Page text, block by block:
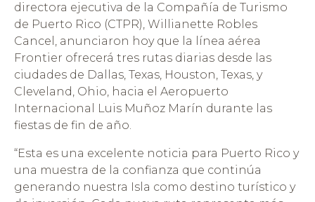
directora ejecutiva de la Compañía de Turismo
de Puerto Rico (CTPR), Willianette Robles
Cancel, anunciaron hoy que la línea aérea
Frontier ofrecerá tres rutas diarias desde las
ciudades de Dallas, Texas, Houston, Texas, y
Cleveland, Ohio, hacia el Aeropuerto
Internacional Luis Muñoz Marín durante las
fiestas de fin de año.
“Esta es una excelente noticia para Puerto Rico y
una muestra de la confianza que continúa
generando nuestra Isla como destino turístico y